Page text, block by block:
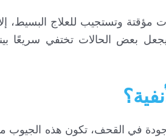
مؤقتة وتستجيب للعلاج البسيط،
بعض الحالات تختفي سريعًا
في القحف، تكون هذه